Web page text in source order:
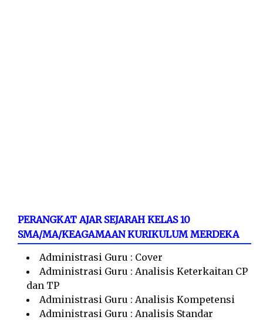
PERANGKAT AJAR SEJARAH KELAS 10
SMA/MA/KEAGAMAAN KURIKULUM MERDEKA
Administrasi Guru : Cover
Administrasi Guru : Analisis Keterkaitan CP
dan TP
Administrasi Guru : Analisis Kompetensi
Administrasi Guru : Analisis Standar